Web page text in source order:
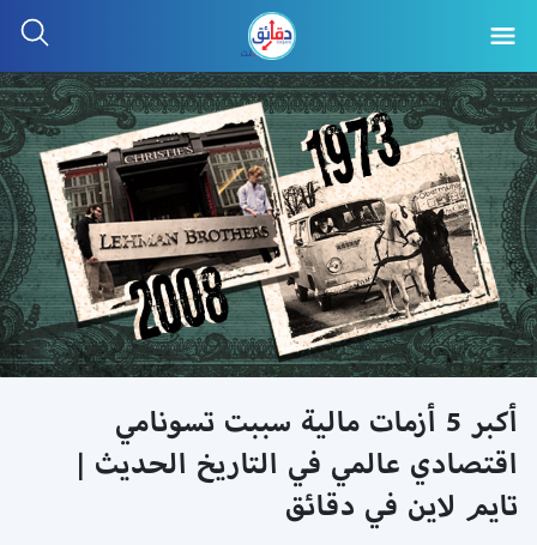
أكبر 5 أزمات مالية سببت تسونامي
اقتصادي عالمي في التاريخ الحديث |
تايم لاين في دقائق